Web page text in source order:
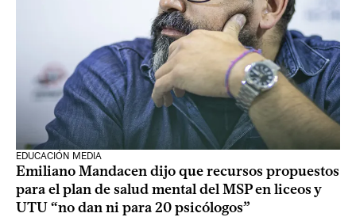
EDUCACIÓN MEDIA
Emiliano Mandacen dijo que recursos propuestos
para el plan de salud mental del MSP en liceos y
UTU “no dan ni para 20 psicólogos”